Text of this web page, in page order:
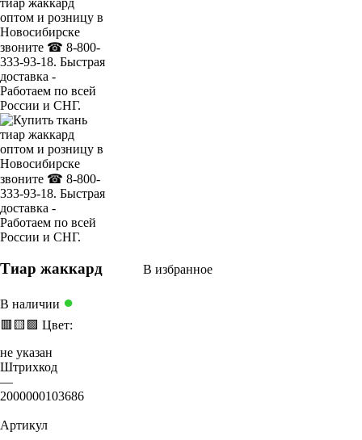
Тиар жаккард В избранное
В наличии ●
🟥 🟨 🟩 Цвет:
не указан
Штрихкод
—
2000000103686
Артикул